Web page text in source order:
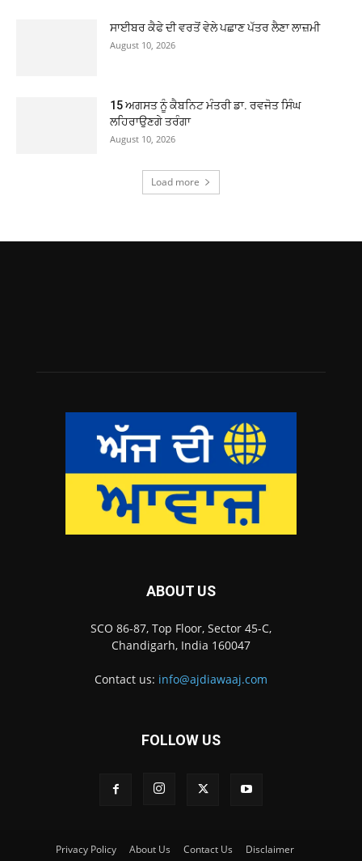
ਸਾਈਬਰ ਕੈਫੇ ਦੀ ਵਰਤੋਂ ਵੇਲੇ ਪਛਾਣ ਪੱਤਰ ਲੈਣਾ ਲਾਜ਼ਮੀ
August 10, 2026
15 ਅਗਸਤ ਨੂੰ ਕੈਬਨਿਟ ਮੰਤਰੀ ਡਾ. ਰਵਜੋਤ ਸਿੰਘ
ਲਹਿਰਾਉਣਗੇ ਤਰੰਗਾ
August 10, 2026
Load more
ABOUT US
SCO 86-87, Top Floor, Sector 45-C,
Chandigarh, India 160047
Contact us: info@ajdiawaaj.com
FOLLOW US
Privacy Policy About Us Contact Us
Disclaimer